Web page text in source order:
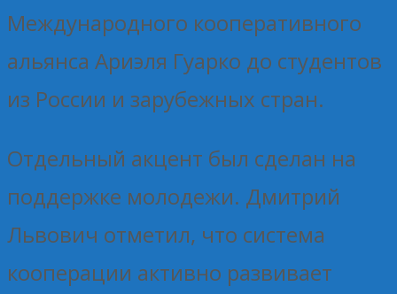
Международного кооперативного
альянса Ариэля Гуарко до студентов
из России и зарубежных стран.
Отдельный акцент был сделан на
поддержке молодежи. Дмитрий
Львович отметил, что система
кооперации активно развивает